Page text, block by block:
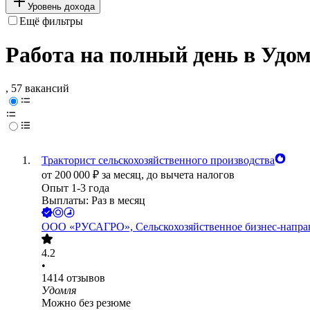
Уровень дохода
Ещё фильтры
Работа на полный день в
, 57 вакансий
Тракторист сельскохозяйственного производства
от 200 000 ₽ за месяц, до вычета налогов
Опыт 1-3 года
Выплаты: Раз в месяц
ООО «РУСАГРО», Сельскохозяйственное бизнес-
4.2
•
1414 отзывов
Удомля
Можно без резюме